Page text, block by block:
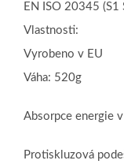
EN ISO 20345 (S1
Vlastnosti:
Vyrobeno v EU
Váha: 520g
Absorpce energie
Protiskluzová